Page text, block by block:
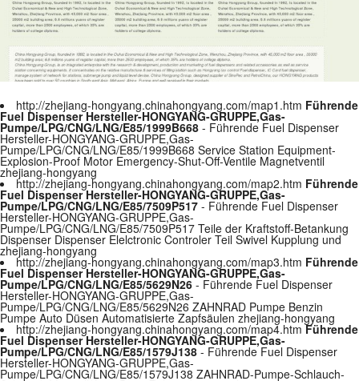
http://zhejiang-hongyang.chinahongyang.com/map1.htm Führende
Fuel Dispenser Hersteller-HONGYANG-GRUPPE,Gas-
Pumpe/LPG/CNG/LNG/E85/1999B668 - Führende Fuel Dispenser
Hersteller-HONGYANG-GRUPPE,Gas-
Pumpe/LPG/CNG/LNG/E85/1999B668 Service Station Equipment-
Explosion-Proof Motor Emergency-Shut-Off-Ventile Magnetventil
zhejiang-hongyang
http://zhejiang-hongyang.chinahongyang.com/map2.htm Führende
Fuel Dispenser Hersteller-HONGYANG-GRUPPE,Gas-
Pumpe/LPG/CNG/LNG/E85/7509P517 - Führende Fuel Dispenser
Hersteller-HONGYANG-GRUPPE,Gas-
Pumpe/LPG/CNG/LNG/E85/7509P517 Teile der Kraftstoff-Betankung
Dispenser Dispenser Elelctronic Controler Teil Swivel Kupplung und
zhejiang-hongyang
http://zhejiang-hongyang.chinahongyang.com/map3.htm Führende
Fuel Dispenser Hersteller-HONGYANG-GRUPPE,Gas-
Pumpe/LPG/CNG/LNG/E85/5629N26 - Führende Fuel Dispenser
Hersteller-HONGYANG-GRUPPE,Gas-
Pumpe/LPG/CNG/LNG/E85/5629N26 ZAHNRAD Pumpe Benzin
Pumpe Auto Düsen Automatisierte Zapfsäulen zhejiang-hongyang
http://zhejiang-hongyang.chinahongyang.com/map4.htmFührende
Fuel Dispenser Hersteller-HONGYANG-GRUPPE,Gas-
Pumpe/LPG/CNG/LNG/E85/1579J138 - Führende Fuel Dispenser
Hersteller-HONGYANG-GRUPPE,Gas-
Pumpe/LPG/CNG/LNG/E85/1579J138 ZAHNRAD-Pumpe-Schlauch-